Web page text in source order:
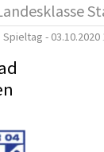
Spieltag - 03.10.2020